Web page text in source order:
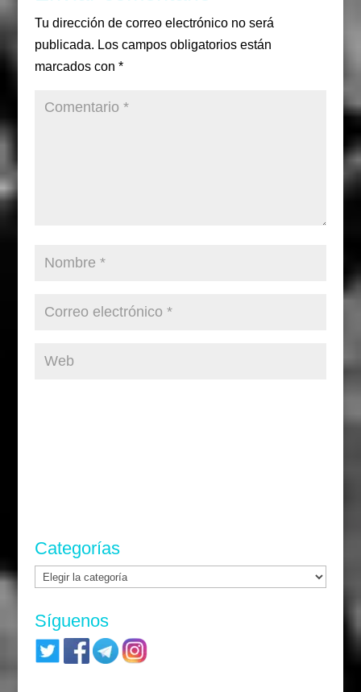
Tu dirección de correo electrónico no será
publicada. Los campos obligatorios están
marcados con *
Categorías
Categorías
Síguenos